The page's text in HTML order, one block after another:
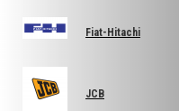
Fiat-Hitachi
JCB